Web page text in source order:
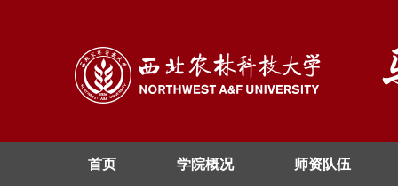
首页 学院概况 师资队伍